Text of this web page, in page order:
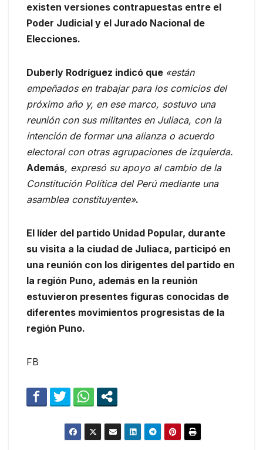
existen versiones contrapuestas entre el
Poder Judicial y el Jurado Nacional de
Elecciones.
Duberly Rodríguez indicó que «están
empeñados en trabajar para los comicios del
próximo año y, en ese marco, sostuvo una
reunión con sus militantes en Juliaca, con la
intención de formar una alianza o acuerdo
electoral con otras agrupaciones de izquierda.
Además, expresó su apoyo al cambio de la
Constitución Política del Perú mediante una
asamblea constituyente».
El líder del partido Unidad Popular, durante
su visita a la ciudad de Juliaca, participó en
una reunión con los dirigentes del partido en
la región Puno, además en la reunión
estuvieron presentes figuras conocidas de
diferentes movimientos progresistas de la
región Puno.
FB